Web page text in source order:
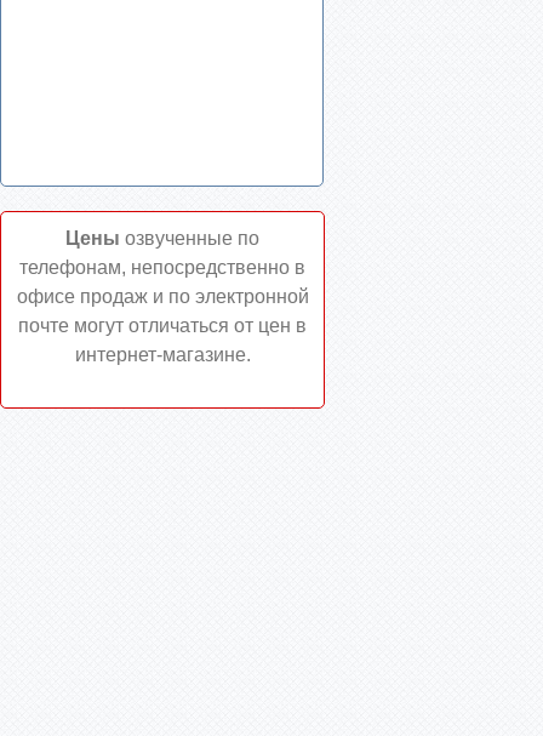
Цены озвученные по
телефонам, непосредственно в
офисе продаж и по электронной
почте могут отличаться от цен в
интернет-магазине.